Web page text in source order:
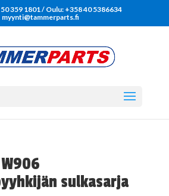
359 1801‬ / Oulu: +358 40 5386634
myynti@tammerparts.fi
sulkasarja